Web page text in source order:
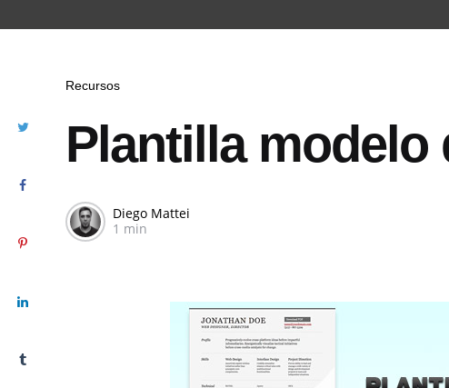
Recursos
Plantilla modelo
Diego Mattei
1 min